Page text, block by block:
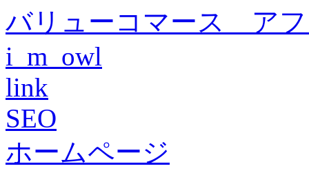
バリューコマース ア
i_m_owl
link
SEO
ホームページ